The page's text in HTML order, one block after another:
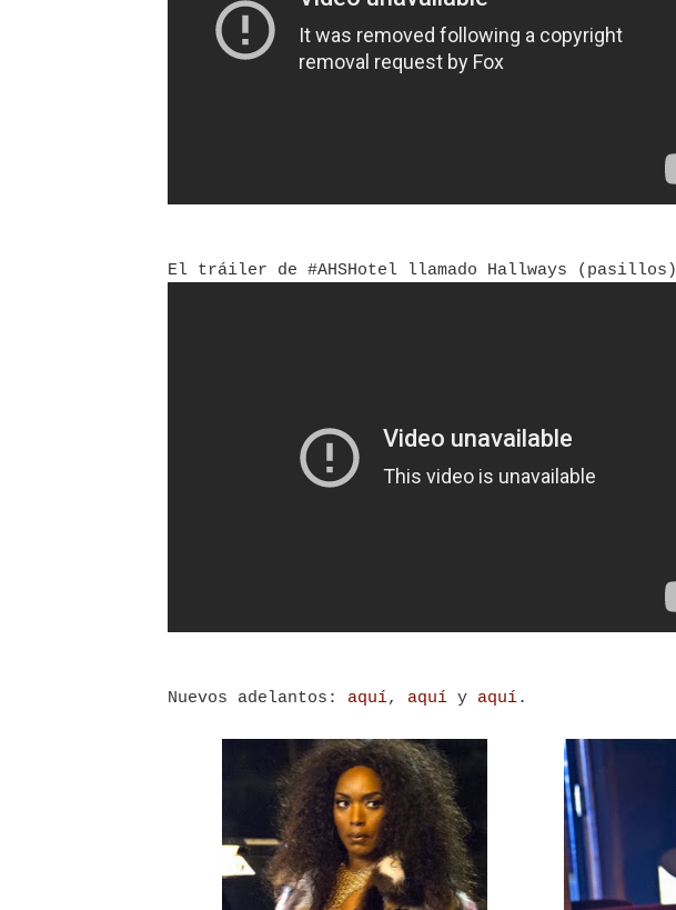
El tráiler de #AHSHotel llamado Hallways (pasillos)
Nuevos adelantos: aquí, aquí y aquí.